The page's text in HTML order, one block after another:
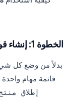
الخطوة 1: إنشاء قوائم مهام خاصة بالمشروع
قائمة مهام
إطلاق